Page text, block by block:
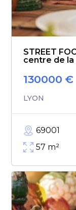
STREET
centre de la
130000 €
LYON
69001
57 m²